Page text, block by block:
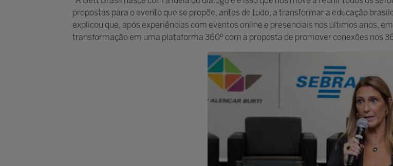
propostas para o evento que se propõe, antes de tudo, a transformar a educação
explicou que, após experiências com eventos online e presenciais nos últimos anos,
transformação em uma plataforma 360º com a proposta de promover conexões nos